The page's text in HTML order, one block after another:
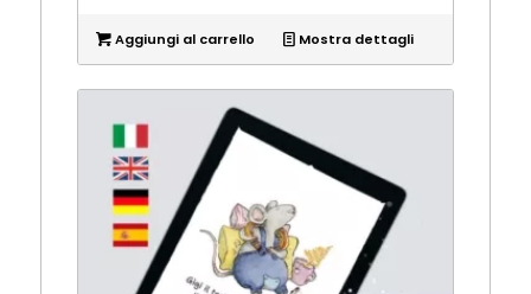
Aggiungi al carrello Mostra dettagli